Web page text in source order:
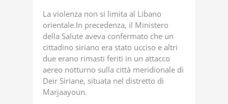
La violenza non si limita al Libano
orientale.In precedenza, il Ministero
della Salute aveva confermato che un
cittadino siriano era stato ucciso e altri
due erano rimasti feriti in un attacco
aereo notturno sulla città meridionale di
Deir Siriane, situata nel distretto di
Marjaayoun.